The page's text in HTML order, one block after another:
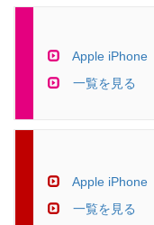
Apple iPhone
一覧を見る
Apple iPhone
一覧を見る